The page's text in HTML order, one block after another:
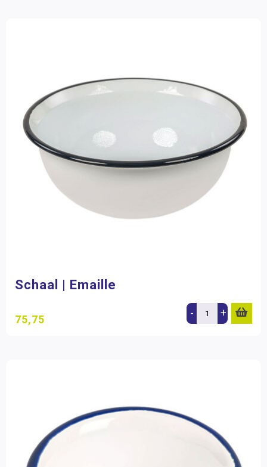
Schaal | Emaille
75,75 - +